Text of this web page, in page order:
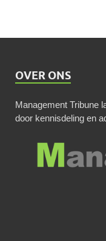
OVER ONS
Management Tribune
door kennisdeling en